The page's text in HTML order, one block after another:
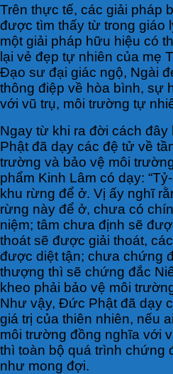
Trên thực tế, các giải pháp
được tìm thấy từ trong giáo
một giải pháp hữu hiệu có
lại vẻ đẹp tự nhiên của mẹ
Đạo sư đại giác ngộ, Ngài
thông điệp về hòa bình, sự
với vũ trụ, môi trường tự
Ngay từ khi ra đời cách
Phật đã dạy các đệ tử về
trường và bảo vệ môi
phẩm Kinh Lâm có dạy:
khu rừng để ở. Vị ấy nghĩ
rừng này để ở, chưa có
niệm; tâm chưa định sẽ
thoát sẽ được giải thoát,
được diệt tận; chưa chứng
thượng thì sẽ chứng đắc
kheo phải bảo vệ môi
Như vậy, Đức Phật đã dạy
giá trị của thiên nhiên, nếu
môi trường đồng nghĩa với
thì toàn bộ quá trình chứng
như mong đợi.